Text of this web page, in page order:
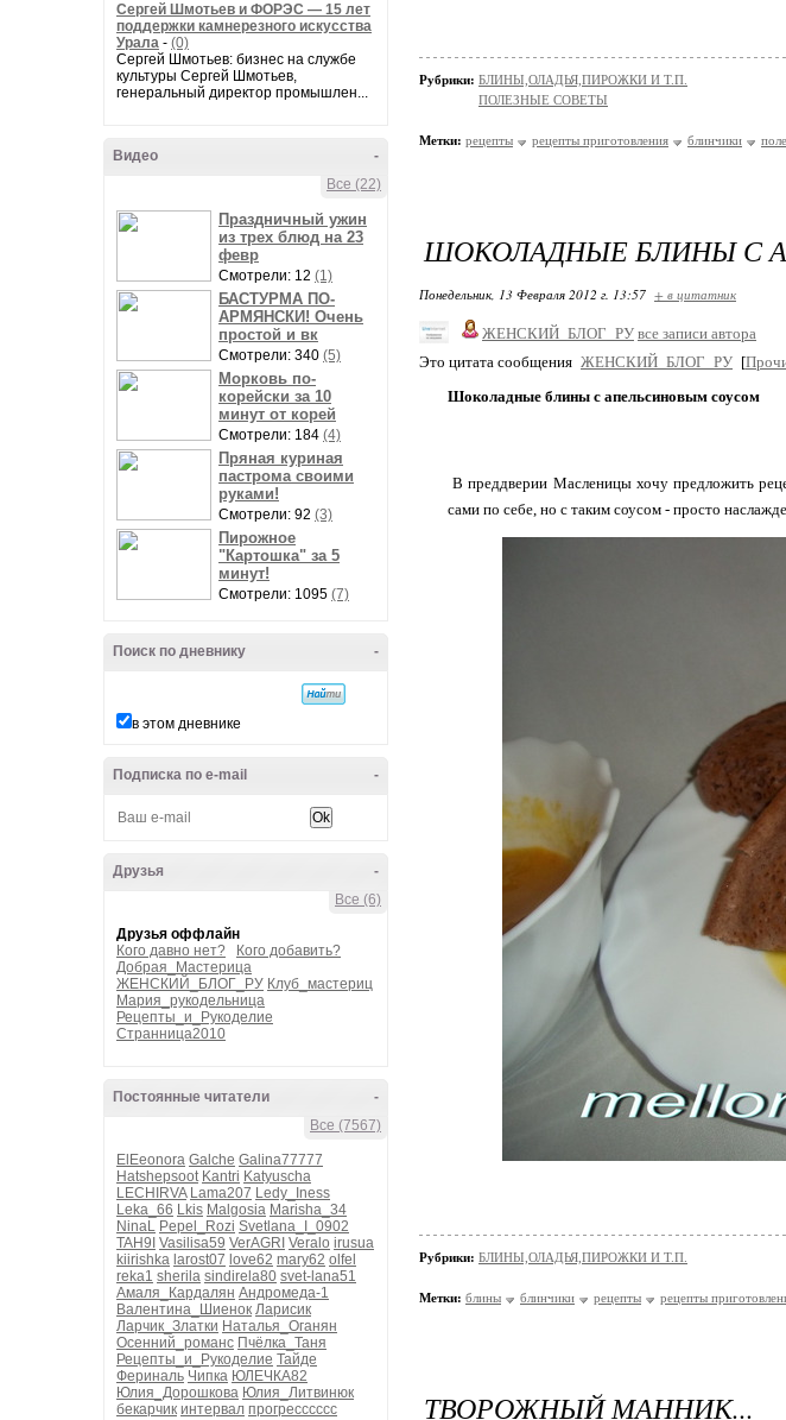
Сергей Шмотьев и ФОРЭС — 15 лет
поддержки камнерезного искусства
Урала - (0)
Сергей Шмотьев: бизнес на службе
культуры Сергей Шмотьев,
генеральный директор промышлен...
-
Видео
Все (22)
Праздничный ужин
из трех блюд на 23
февр
Смотрели: 12 (1)
БАСТУРМА ПО-
АРМЯНСКИ! Очень
простой и вк
Смотрели: 340 (5)
Морковь по-
корейски за 10
минут от корей
Смотрели: 184 (4)
Пряная куриная
пастрома своими
руками!
Смотрели: 92 (3)
Пирожное
"Картошка" за 5
минут!
Смотрели: 1095 (7)
-
Поиск по дневнику
в этом дневнике
-
Подписка по e-mail
-
Друзья
Все (6)
Друзья оффлайн
Кого давно нет?
Кого добавить?
Добрая_Мастерица
ЖЕНСКИЙ_БЛОГ_РУ Клуб_мастериц
Мария_рукодельница
Рецепты_и_Рукоделие
Странница2010
-
Постоянные читатели
Все (7567)
ElEeonora Galche Galina77777
Hatshepsoot Kantri Katyuscha
LECHIRVA Lama207 Ledy_Iness
Leka_66 Lkis Malgosia Marisha_34
NinaL Pepel_Rozi Svetlana_I_0902
TAH9I Vasilisa59 VerAGRI Veralo irusua
kiirishka larost07 love62 mary62 olfel
reka1 sherila sindirela80 svet-lana51
Амаля_Кардалян Андромеда-1
Валентина_Шиенок Ларисик
Ларчик_Златки Наталья_Оганян
Осенний_романс Пчёлка_Таня
Рецепты_и_Рукоделие Тайде
Фериналь Чипка ЮЛЕЧКА82
Юлия_Дорошкова Юлия_Литвинюк
бекарчик интервал прогресссссс
Рубрики: БЛИНЫ,ОЛАДЬЯ,ПИРОЖКИ И Т.П.
ПОЛЕЗНЫЕ СОВЕТЫ
Метки: рецепты рецепты приготовления блинчики
ШОКОЛАДНЫЕ БЛИНЫ С
Понедельник, 13 Февраля 2012 г. 13:57 + в цитатник
ЖЕНСКИЙ_БЛОГ_РУ все записи автора
Это цитата сообщения ЖЕНСКИЙ_БЛОГ_РУ [
Шоколадные блины с апельсиновым соусом
В преддверии Масленицы хочу предложить
сами по себе, но с таким соусом - просто
Рубрики: БЛИНЫ,ОЛАДЬЯ,ПИРОЖКИ И Т.П.
Метки: блины блинчики рецепты рецепты
ТВОРОЖНЫЙ МАННИК...